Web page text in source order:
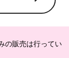
の販売は行ってい